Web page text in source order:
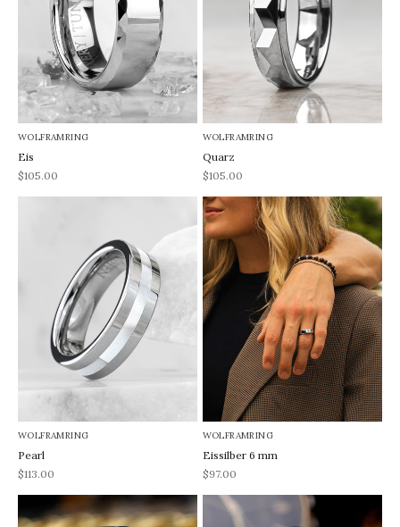
WOLFRAMRING
Eis
REA-pris
$105.00
WOLFRAMRING
Quarz
REA-pris
$105.00
WOLFRAMRING
Pearl
REA-pris
$113.00
WOLFRAMRING
Eissilber 6 mm
REA-pris
$97.00